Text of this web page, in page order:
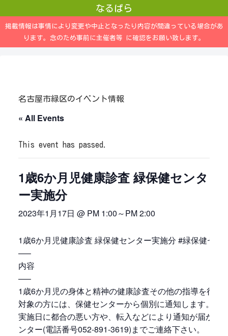
なるぱら
掲載情報は事情により変更や中止となったり内容が間違っている場合があ
ります。念のため事前に主催者等 に確認をお願い致します。
名古屋市緑区のイベント情報
« All Events
This event has passed.
1歳6か月児健康診査 緑保健センタ
ー実施分
2023年1月17日 @ PM 1:00～PM 2:00
1歳6か月児健康診査 緑保健センター実施分 #緑保健セン
—–
内容
—–
1歳6か月児の身体と精神の健康診査その他の指導を行い
対象の方には、保健センターから個別に通知します。
実施日に都合の悪い方や、転入などにより通知が届かな
ンター(電話番号052-891-3619)までご連絡下さい。